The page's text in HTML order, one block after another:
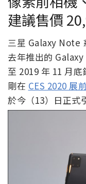
建議售價
三星 Galaxy Note
去年推出的
至 2019 年 11 月
剛在 CES 2020 展
於今（13）日正式